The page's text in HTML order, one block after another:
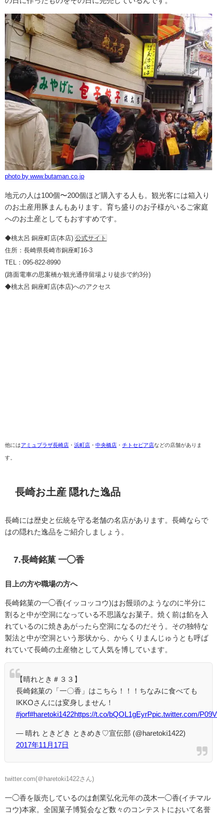
photo by www.butaman.co.jp
地元の人は100個〜200個ほど購入する人も。観光客には箱入り
のお土産用豚まんもあります。育ち盛りのお子様がいるご家庭
へのお土産としてもおすすめです。
◆桃太呂 銅座町店(本店) 公式サイト
住所：長崎県長崎市銅座町16-3
TEL：095-822-8990
(路面電車の思案橋か観光通停留場より徒歩で約3分)
◆桃太呂 銅座町店(本店)へのアクセス
他にはアミュプラザ長崎店 ・ 浜町店 ・ 中央橋店 ・ チトセピア店などの店舗がありま
す。
長崎お土産 隠れた逸品
長崎には歴史と伝統を守る老舗の名店があります。長崎ならで
はの隠れた逸品をご紹介しましょう。
7.長崎銘菓 一◯香
目上の方や職場の方へ
長崎銘菓の一◯香(イッコッコウ)はお饅頭のようなのに半分に
割ると中が空洞になっている不思議なお菓子。焼く前は餡を入
れているのに焼きあがったら空洞になるのだそう。その独特な
製法と中が空洞という形状から、からくりまんじゅうとも呼ば
れていて長崎の土産物として人気を博しています。
【晴れとき＃３３】
長崎銘菓の「一〇香」はこちら！！！ちなみに食べても
IKKOさんには変身しません！
#jorf#haretoki1422https://t.co/bQOL1gEyrPpic.twitter.com/
— 晴れ ときどき ときめき♡宣伝部 (@haretoki1422)
2017年11月17日
twitter.com(＠ haretoki1422さん)
一◯香を販売しているのは創業弘化元年の茂木一◯香(イチマル
コウ)本家。全国菓子博覧会など数々のコンテストにおいて名誉